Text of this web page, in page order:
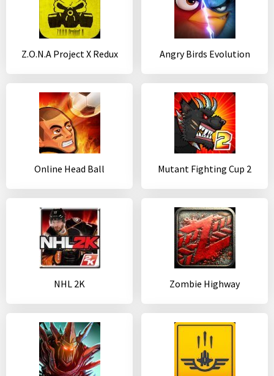
Z.O.N.A Project X Redux Angry Birds Evolution
Online Head Ball Mutant Fighting Cup 2
NHL 2K Zombie Highway